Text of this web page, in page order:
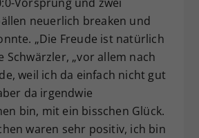
neuerlich breaken und
„Die Freude ist natürlich
Schwärzler, „vor allem nach
weil ich da einfach nicht gut
da irgendwie
bin, mit ein bisschen Glück.
waren sehr positiv, ich bin